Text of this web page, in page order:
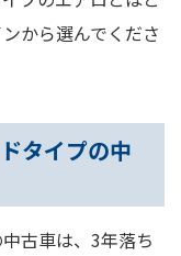
から選んでくださ
タイプの中
古車は、3年落ち